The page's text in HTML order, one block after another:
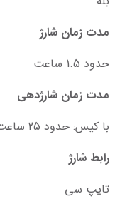
مدت زمان شارژ
حدود 1.5 ساعت
مدت زمان شارژدهی
با کیس: حدود 25 ساعت
رابط شارژ
تایپ سی